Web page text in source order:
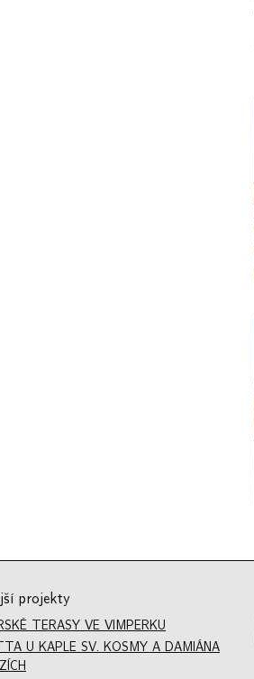
projekty
TERASY VE VIMPERKU
U KAPLE SV. KOSMY A DAMIÁNA